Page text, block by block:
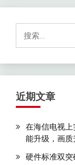
索：
近期文章
在海信电视
能升级，画
硬件标准双